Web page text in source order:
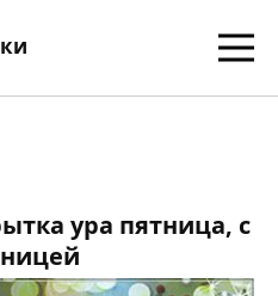
ура пятница, с